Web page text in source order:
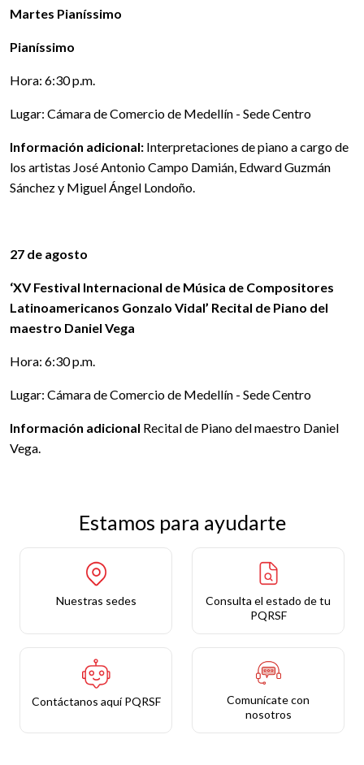
Martes Pianíssimo
Pianíssimo
Hora: 6:30 p.m.
Lugar: Cámara de Comercio de Medellín - Sede Centro
Información adicional: Interpretaciones de piano a cargo de
los artistas José Antonio Campo Damián, Edward Guzmán
Sánchez y Miguel Ángel Londoño.
27 de agosto
‘XV Festival Internacional de Música de Compositores
Latinoamericanos Gonzalo Vidal’ Recital de Piano del
maestro Daniel Vega
Hora: 6:30 p.m.
Lugar: Cámara de Comercio de Medellín - Sede Centro
Información adicional Recital de Piano del maestro Daniel
Vega.
Estamos para ayudarte
Nuestras sedes
Consulta el estado de tu
PQRSF
Contáctanos aquí PQRSF
Comunícate con
nosotros